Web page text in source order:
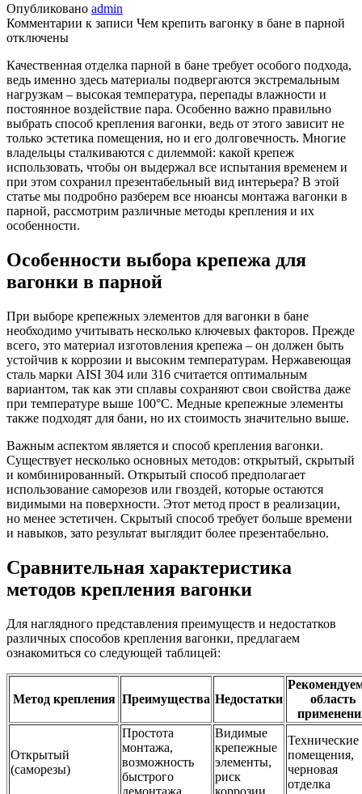
Опубликовано admin
Комментарии к записи Чем крепить вагонку в бане в парной
отключены
Качественная отделка парной в бане требует особого подхода,
ведь именно здесь материалы подвергаются экстремальным
нагрузкам – высокая температура, перепады влажности и
постоянное воздействие пара. Особенно важно правильно
выбрать способ крепления вагонки, ведь от этого зависит не
только эстетика помещения, но и его долговечность. Многие
владельцы сталкиваются с дилеммой: какой крепеж
использовать, чтобы он выдержал все испытания временем и
при этом сохранил презентабельный вид интерьера? В этой
статье мы подробно разберем все нюансы монтажа вагонки в
парной, рассмотрим различные методы крепления и их
особенности.
Особенности выбора крепежа для
вагонки в парной
При выборе крепежных элементов для вагонки в бане
необходимо учитывать несколько ключевых факторов. Прежде
всего, это материал изготовления крепежа – он должен быть
устойчив к коррозии и высоким температурам. Нержавеющая
сталь марки AISI 304 или 316 считается оптимальным
вариантом, так как эти сплавы сохраняют свои свойства даже
при температуре выше 100°C. Медные крепежные элементы
также подходят для бани, но их стоимость значительно выше.
Важным аспектом является и способ крепления вагонки.
Существует несколько основных методов: открытый, скрытый
и комбинированный. Открытый способ предполагает
использование саморезов или гвоздей, которые остаются
видимыми на поверхности. Этот метод прост в реализации,
но менее эстетичен. Скрытый способ требует больше времени
и навыков, зато результат выглядит более презентабельно.
Сравнительная характеристика
методов крепления вагонки
Для наглядного представления преимуществ и недостатков
различных способов крепления вагонки, предлагаем
ознакомиться со следующей таблицей:
Метод крепления Преимущества Недостатки
область
Открытый
(саморезы)
Простота
монтажа,
возможность
быстрого
демонтажа
Видимые
крепежные
элементы,
риск
коррозии
Технические
помещения,
черновая
отделка